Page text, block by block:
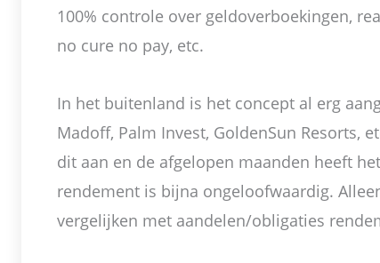
100% controle over geldoverboekingen,
no cure no pay, etc.
In het buitenland is het concept al erg
Madoff, Palm Invest, GoldenSun Resorts,
dit aan en de afgelopen maanden heeft
rendement is bijna ongeloofwaardig.
vergelijken met aandelen/obligaties